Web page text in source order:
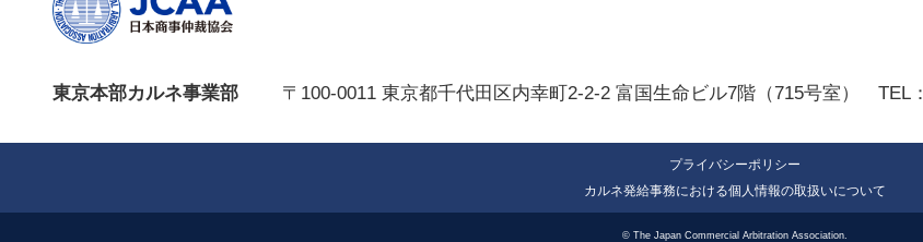
東京本部カルネ事業部 〒100-0011 東京都千代田区内幸町2-2-2 富国生命ビル7階（715号室） TEL：
プライバシーポリシー
カルネ発給事務における個人情報の取扱いについて
© The Japan Commercial Arbitration Association.